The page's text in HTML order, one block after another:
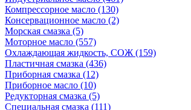
Компрессорное масло (130)
Консервационное масло (2)
Морская смазка (5)
Моторное масло (557)
Охлаждающая жидкость, СОЖ (159)
Пластичная смазка (436)
Приборная смазка (12)
Приборное масло (10)
Редукторная смазка (5)
Специальная смазка (111)